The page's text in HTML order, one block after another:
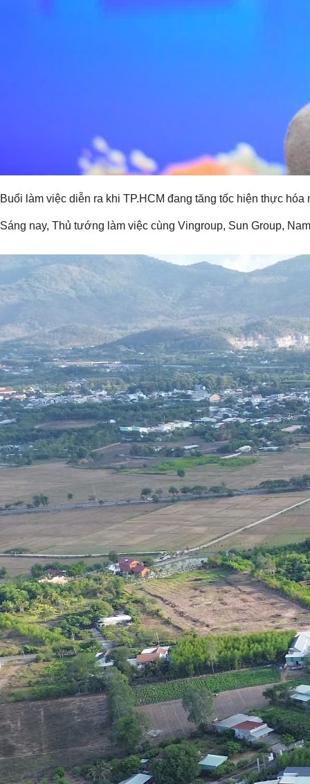
Buổi làm việc diễn ra khi TP.HCM đang tăng tốc hiện thực
Sáng nay, Thủ tướng làm việc cùng Vingroup, Sun Group,